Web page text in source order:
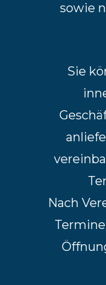
sowie
Sie
Nach